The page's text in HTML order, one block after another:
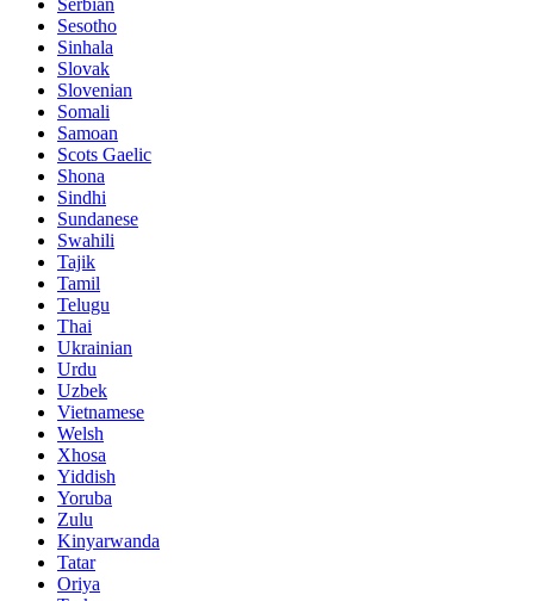
Serbian
Sesotho
Sinhala
Slovak
Slovenian
Somali
Samoan
Scots Gaelic
Shona
Sindhi
Sundanese
Swahili
Tajik
Tamil
Telugu
Thai
Ukrainian
Urdu
Uzbek
Vietnamese
Welsh
Xhosa
Yiddish
Yoruba
Zulu
Kinyarwanda
Tatar
Oriya